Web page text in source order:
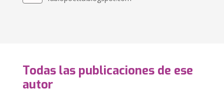
Todas las publicaciones de ese
autor